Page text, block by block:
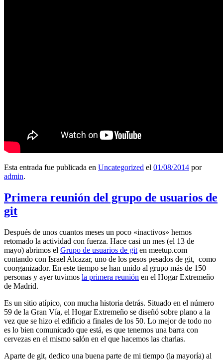
Esta entrada fue publicada en Uncategorized el 01/08/2014 por
admin.
Primera reunión del grupo de usuarios de
git
Después de unos cuantos meses un poco «inactivos» hemos
retomado la actividad con fuerza. Hace casi un mes (el 13 de
mayo) abrimos el Grupo de usuarios de git en meetup.com
contando con Israel Alcazar, uno de los pesos pesados de git, como
coorganizador. En este tiempo se han unido al grupo más de 150
personas y ayer tuvimos la primera reunión en el Hogar Extremeño
de Madrid.
Es un sitio atípico, con mucha historia detrás. Situado en el número
59 de la Gran Vía, el Hogar Extremeño se diseñó sobre plano a la
vez que se hizo el edificio a finales de los 50. Lo mejor de todo no
es lo bien comunicado que está, es que tenemos una barra con
cervezas en el mismo salón en el que hacemos las charlas.
Aparte de git, dedico una buena parte de mi tiempo (la mayoría) al